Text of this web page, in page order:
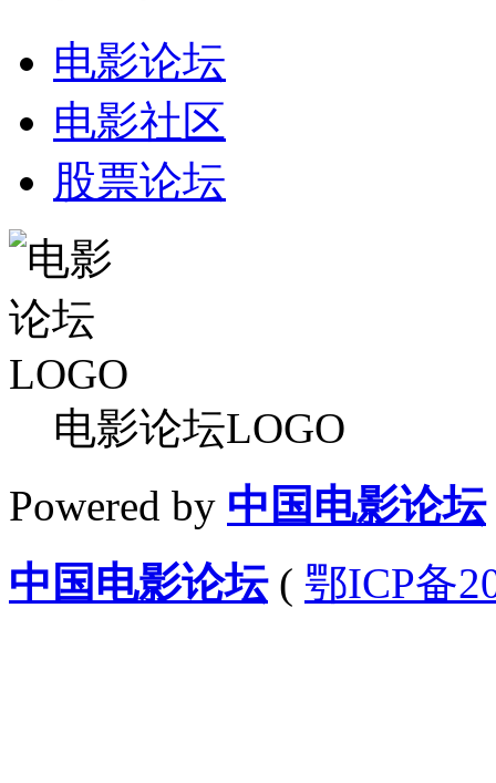
电影论坛
电影社区
股票论坛
电影论坛LOGO
Powered by 中国电影论坛
中国电影论坛( 鄂ICP备